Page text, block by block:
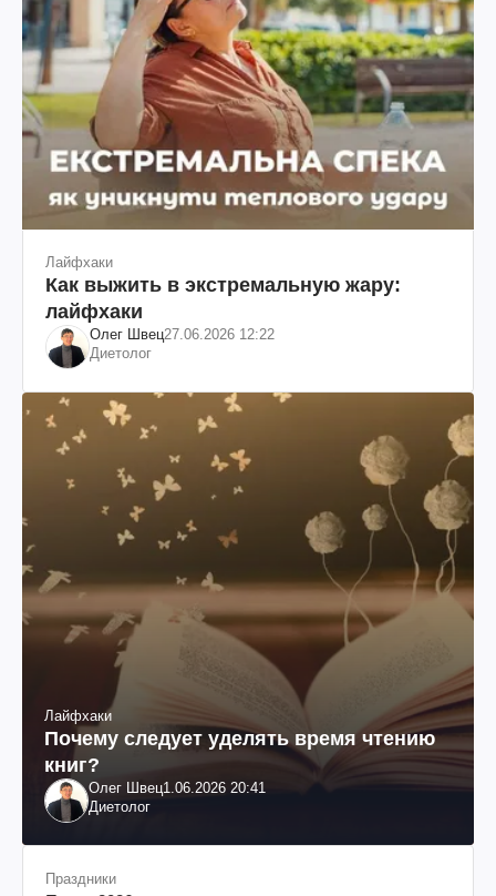
Лайфхаки
Как выжить в экстремальную жару:
лайфхаки
Олег Швец27.06.2026 12:22
Диетолог
Лайфхаки
Почему следует уделять время чтению
книг?
Олег Швец1.06.2026 20:41
Диетолог
Праздники